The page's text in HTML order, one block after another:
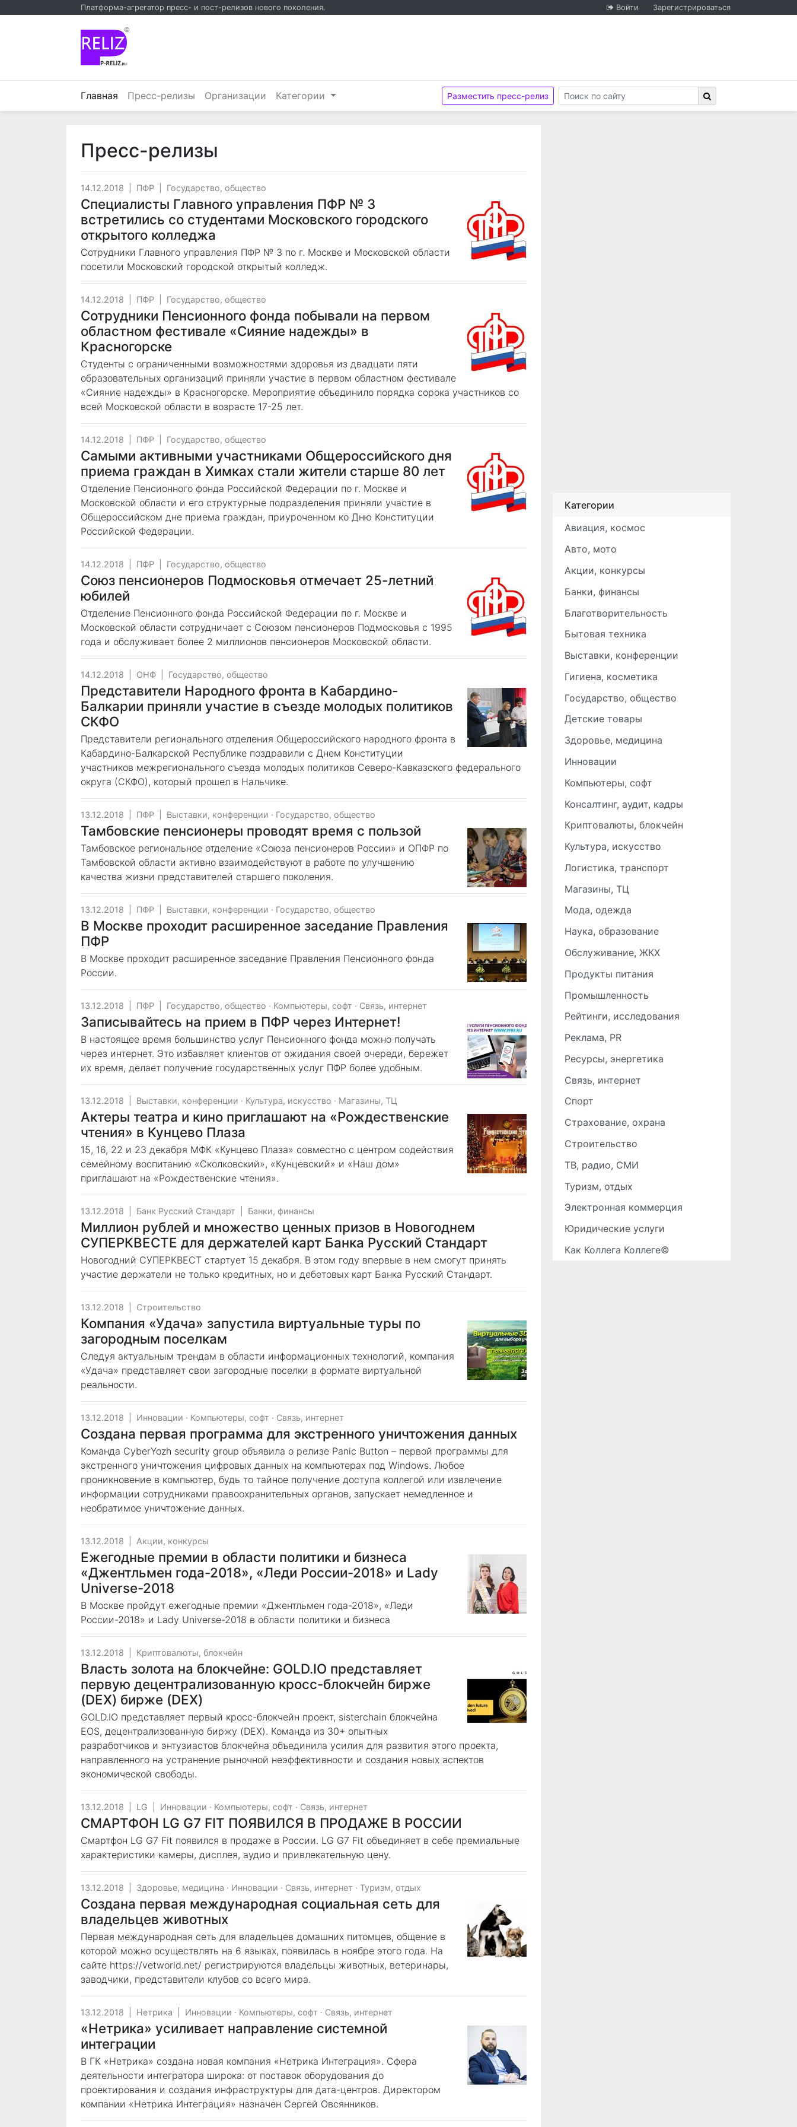
Платформа-агрегатор пресс- и пост-релизов нового поколения. Войти Зарегистрироваться
©
Главная (текущий)
Пресс-релизы Организации Категории Разместить пресс-релиз
Пресс-релизы
14.12.2018 ПФР Государство, общество
Специалисты Главного управления ПФР № 3
встретились со студентами Московского городского
открытого колледжа
Сотрудники Главного управления ПФР № 3 по г. Москве и Московской области
посетили Московский городской открытый колледж.
14.12.2018 ПФР Государство, общество
Сотрудники Пенсионного фонда побывали на первом
областном фестивале «Сияние надежды» в
Красногорске
Студенты с ограниченными возможностями здоровья из двадцати пяти
образовательных организаций приняли участие в первом областном фестивале
«Сияние надежды» в Красногорске. Мероприятие объединило порядка сорока участников со
всей Московской области в возрасте 17-25 лет.
14.12.2018 ПФР Государство, общество
Самыми активными участниками Общероссийского дня
приема граждан в Химках стали жители старше 80 лет
Отделение Пенсионного фонда Российской Федерации по г. Москве и
Московской области и его структурные подразделения приняли участие в
Общероссийском дне приема граждан, приуроченном ко Дню Конституции
Российской Федерации.
14.12.2018 ПФР Государство, общество
Союз пенсионеров Подмосковья отмечает 25-летний
юбилей
Отделение Пенсионного фонда Российской Федерации по г. Москве и
Московской области сотрудничает с Союзом пенсионеров Подмосковья с 1995
года и обслуживает более 2 миллионов пенсионеров Московской области.
14.12.2018 ОНФ Государство, общество
Представители Народного фронта в Кабардино-
Балкарии приняли участие в съезде молодых политиков
СКФО
Представители регионального отделения Общероссийского народного фронта в
Кабардино-Балкарской Республике поздравили с Днем Конституции
участников межрегионального съезда молодых политиков Северо-Кавказского федерального
округа (СКФО), который прошел в Нальчике.
13.12.2018 ПФР Выставки, конференции · Государство, общество
Тамбовские пенсионеры проводят время с пользой
Тамбовское региональное отделение «Союза пенсионеров России» и ОПФР по
Тамбовской области активно взаимодействуют в работе по улучшению
качества жизни представителей старшего поколения.
13.12.2018 ПФР Выставки, конференции · Государство, общество
В Москве проходит расширенное заседание Правления
ПФР
В Москве проходит расширенное заседание Правления Пенсионного фонда
России.
13.12.2018 ПФР Государство, общество · Компьютеры, софт · Связь, интернет
Записывайтесь на прием в ПФР через Интернет!
В настоящее время большинство услуг Пенсионного фонда можно получать
через интернет. Это избавляет клиентов от ожидания своей очереди, бережет
их время, делает получение государственных услуг ПФР более удобным.
13.12.2018 Выставки, конференции · Культура, искусство · Магазины, ТЦ
Актеры театра и кино приглашают на «Рождественские
чтения» в Кунцево Плаза
15, 16, 22 и 23 декабря МФК «Кунцево Плаза» совместно с центром содействия
семейному воспитанию «Сколковский», «Кунцевский» и «Наш дом»
приглашают на «Рождественские чтения».
13.12.2018 Банк Русский Стандарт Банки, финансы
Миллион рублей и множество ценных призов в Новогоднем
СУПЕРКВЕСТЕ для держателей карт Банка Русский Стандарт
Новогодний СУПЕРКВЕСТ стартует 15 декабря. В этом году впервые в нем смогут принять
участие держатели не только кредитных, но и дебетовых карт Банка Русский Стандарт.
13.12.2018 Строительство
Компания «Удача» запустила виртуальные туры по
загородным поселкам
Следуя актуальным трендам в области информационных технологий, компания
«Удача» представляет свои загородные поселки в формате виртуальной
реальности.
13.12.2018 Инновации · Компьютеры, софт · Связь, интернет
Создана первая программа для экстренного уничтожения данных
Команда CyberYozh security group объявила о релизе Panic Button – первой программы для
экстренного уничтожения цифровых данных на компьютерах под Windows. Любое
проникновение в компьютер, будь то тайное получение доступа коллегой или извлечение
информации сотрудниками правоохранительных органов, запускает немедленное и
необратимое уничтожение данных.
13.12.2018 Акции, конкурсы
Ежегодные премии в области политики и бизнеса
«Джентльмен года-2018», «Леди России-2018» и Lady
Universe-2018
В Москве пройдут ежегодные премии «Джентльмен года-2018», «Леди
России-2018» и Lady Universe-2018 в области политики и бизнеса
13.12.2018 Криптовалюты, блокчейн
Власть золота на блокчейне: GOLD.IO представляет
первую децентрализованную кросс-блокчейн бирже
(DEX) бирже (DEX)
GOLD.IO представляет первый кросс-блокчейн проект, sisterchain блокчейна
EOS, децентрализованную биржу (DEX). Команда из 30+ опытных
разработчиков и энтузиастов блокчейна объединила усилия для развития этого проекта,
направленного на устранение рыночной неэффективности и создания новых аспектов
экономической свободы.
13.12.2018 LG Инновации · Компьютеры, софт · Связь, интернет
СМАРТФОН LG G7 FIT ПОЯВИЛСЯ В ПРОДАЖЕ В РОССИИ
Смартфон LG G7 Fit появился в продаже в России. LG G7 Fit объединяет в себе премиальные
характеристики камеры, дисплея, аудио и привлекательную цену.
13.12.2018 Здоровье, медицина · Инновации · Связь, интернет · Туризм, отдых
Создана первая международная социальная сеть для
владельцев животных
Первая международная сеть для владельцев домашних питомцев, общение в
которой можно осуществлять на 6 языках, появилась в ноябре этого года. На
сайте https://vetworld.net/ регистрируются владельцы животных, ветеринары,
заводчики, представители клубов со всего мира.
13.12.2018 Нетрика Инновации · Компьютеры, софт · Связь, интернет
«Нетрика» усиливает направление системной
интеграции
В ГК «Нетрика» создана новая компания «Нетрика Интеграция». Сфера
деятельности интегратора широка: от поставок оборудования до
проектирования и создания инфраструктуры для дата-центров. Директором
компании «Нетрика Интеграция» назначен Сергей Овсянников.
Категории
Авиация, космос
Авто, мото
Акции, конкурсы
Банки, финансы
Благотворительность
Бытовая техника
Выставки, конференции
Гигиена, косметика
Государство, общество
Детские товары
Здоровье, медицина
Инновации
Компьютеры, софт
Консалтинг, аудит, кадры
Криптовалюты, блокчейн
Культура, искусство
Логистика, транспорт
Магазины, ТЦ
Мода, одежда
Наука, образование
Обслуживание, ЖКХ
Продукты питания
Промышленность
Рейтинги, исследования
Реклама, PR
Ресурсы, энергетика
Связь, интернет
Спорт
Страхование, охрана
Строительство
ТВ, радио, СМИ
Туризм, отдых
Электронная коммерция
Юридические услуги
Как Коллега Коллеге©